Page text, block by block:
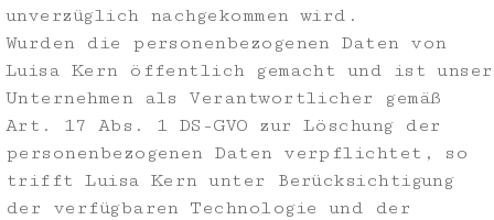
unverzüglich nachgekommen wird.
Wurden die personenbezogenen Daten von
Luisa Kern öffentlich gemacht und ist unser
Unternehmen als Verantwortlicher gemäß
Art. 17 Abs. 1 DS-GVO zur Löschung der
personenbezogenen Daten verpflichtet, so
trifft Luisa Kern unter Berücksichtigung
der verfügbaren Technologie und der